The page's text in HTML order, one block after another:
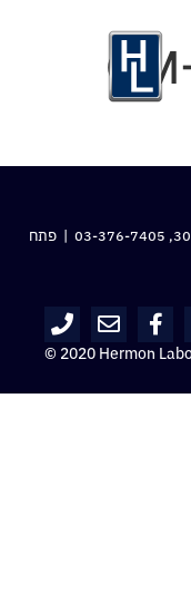
03-376-7405 | פתח
© 2020 Hermon